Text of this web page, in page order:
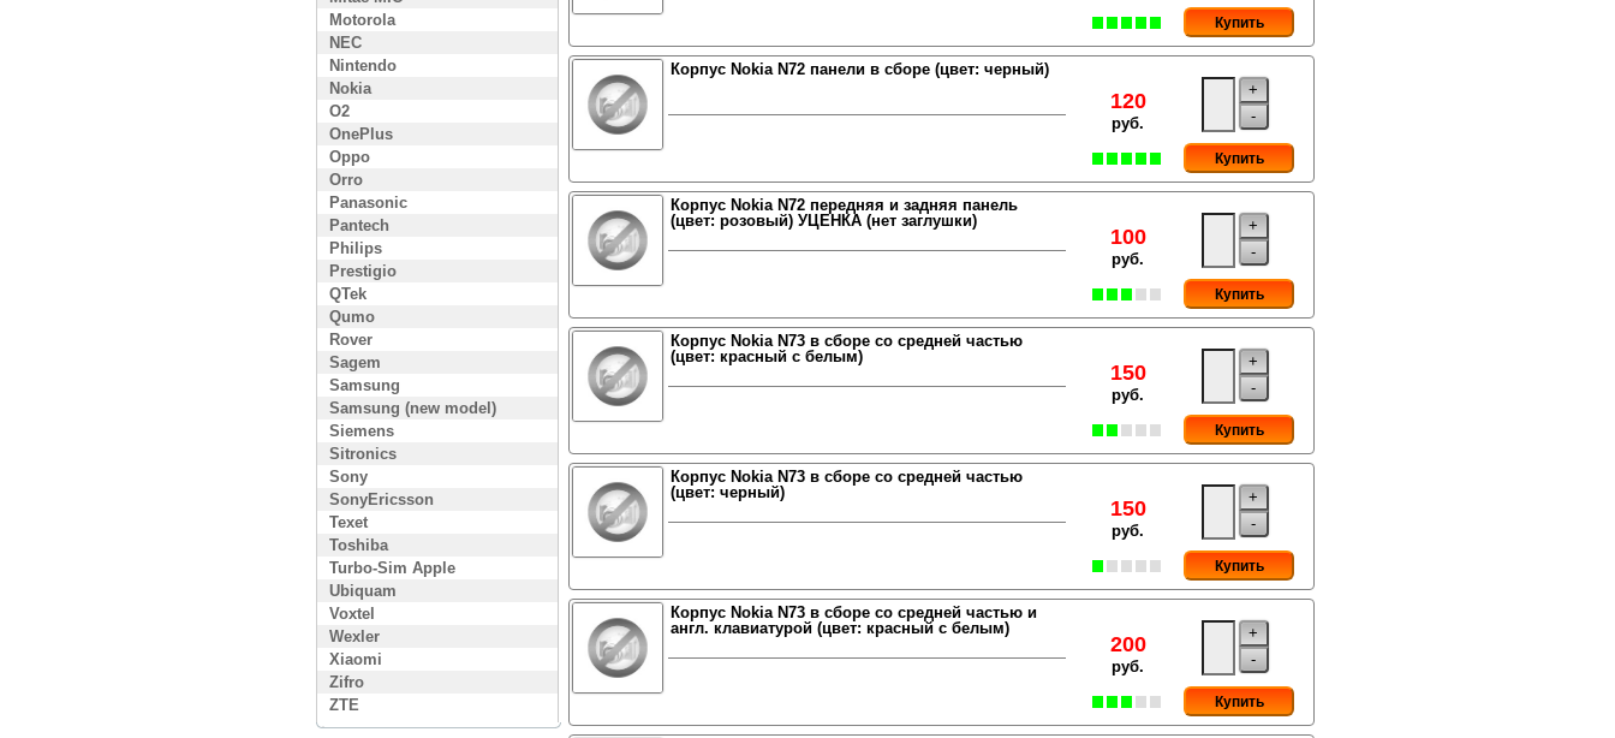
Motorola
NEC
Nintendo
Nokia
O2
OnePlus
Oppo
Orro
Panasonic
Pantech
Philips
Prestigio
QTek
Qumo
Rover
Sagem
Samsung
Samsung (new model)
Siemens
Sitronics
Sony
SonyEricsson
Texet
Toshiba
Turbo-Sim Apple
Ubiquam
Voxtel
Wexler
Xiaomi
Zifro
ZTE
Купить
Корпус Nokia N72 панели в сборе (цвет: черный)
120
руб.
+
-
Купить
Корпус Nokia N72 передняя и задняя панель
(цвет: розовый) УЦЕНКА (нет заглушки)
100
руб.
+
-
Купить
Корпус Nokia N73 в сборе со средней частью
(цвет: красный с белым)
150
руб.
+
-
Купить
Корпус Nokia N73 в сборе со средней частью
(цвет: черный)
150
руб.
+
-
Купить
Корпус Nokia N73 в сборе со средней частью и
англ. клавиатурой (цвет: красный с белым)
200
руб.
+
-
Купить